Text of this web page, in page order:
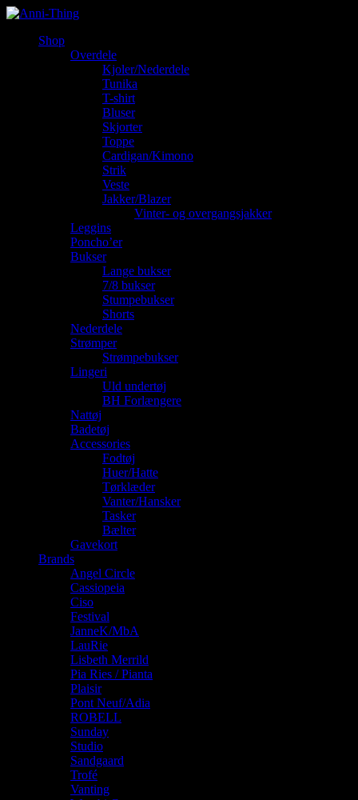
Shop
Overdele
Kjoler/Nederdele
Tunika
T-shirt
Bluser
Skjorter
Toppe
Cardigan/Kimono
Strik
Veste
Jakker/Blazer
Vinter- og overgangsjakker
Leggins
Poncho’er
Bukser
Lange bukser
7/8 bukser
Stumpebukser
Shorts
Nederdele
Strømper
Strømpebukser
Lingeri
Uld undertøj
BH Forlængere
Nattøj
Badetøj
Accessories
Fodtøj
Huer/Hatte
Tørklæder
Vanter/Hansker
Tasker
Bælter
Gavekort
Brands
Angel Circle
Cassiopeia
Ciso
Festival
JanneK/MbA
LauRie
Lisbeth Merrild
Pia Ries / Pianta
Plaisir
Pont Neuf/Adia
ROBELL
Sunday
Studio
Sandgaard
Trofé
Vanting